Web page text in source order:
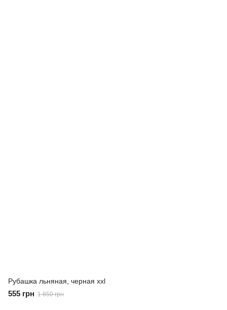
Рубашка льняная, черная xxl
555 грн 1 850 грн